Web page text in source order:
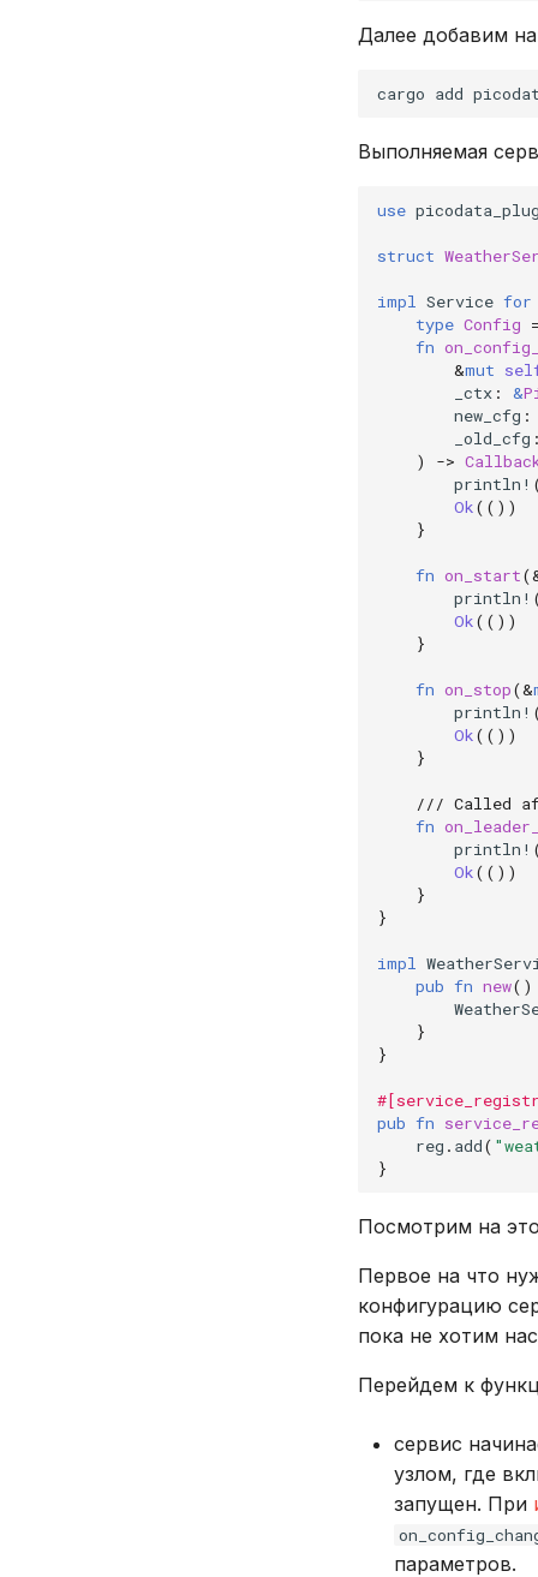
Далее добавим
cargo add
Выполняемая
use
struct
impl Service for
type Config =
fn
&mut
_ctx : &
new_cfg :
_old_cfg :
)
->
println!
Ok(())
}
fn on_start(
println!
Ok(())
}
fn on_stop(&
println!
Ok(())
}
/// Called
fn
println!
Ok(())
}
}
impl
pub fn new()
}
}
pub fn
reg . add(
}
Посмотрим на
Первое на что
конфигурацию
пока не хотим
Перейдем к
сервис
узлом, где
запущен. При
параметров.